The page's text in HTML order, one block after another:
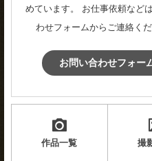
めています。 お仕事依頼など
わせフォームからご連絡くだ
お問い合わせフォー
作品一覧 撮